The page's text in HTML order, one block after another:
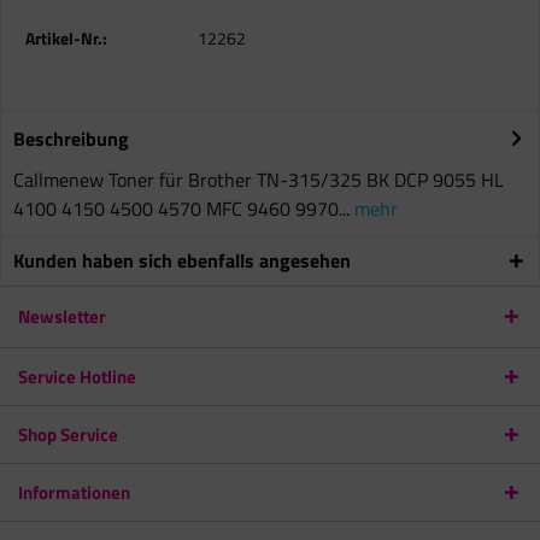
Artikel-Nr.: 12262
Beschreibung
Callmenew Toner für Brother TN-315/325 BK DCP 9055 HL
4100 4150 4500 4570 MFC 9460 9970... mehr
Kunden haben sich ebenfalls angesehen
Newsletter
Service Hotline
Shop Service
Informationen